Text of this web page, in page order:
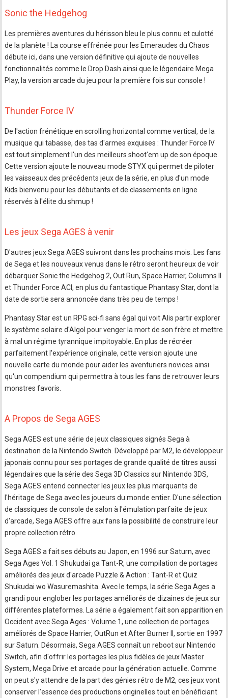
Sonic the Hedgehog
Les premières aventures du hérisson bleu le plus connu et culotté
de la planète ! La course effrénée pour les Emeraudes du Chaos
débute ici, dans une version définitive qui ajoute de nouvelles
fonctionnalités comme le Drop Dash ainsi que le légendaire Mega
Play, la version arcade du jeu pour la première fois sur console !
Thunder Force IV
De l'action frénétique en scrolling horizontal comme vertical, de la
musique qui tabasse, des tas d'armes exquises : Thunder Force IV
est tout simplement l'un des meilleurs shoot'em up de son époque.
Cette version ajoute le nouveau mode STYX qui permet de piloter
les vaisseaux des précédents jeux de la série, en plus d'un mode
Kids bienvenu pour les débutants et de classements en ligne
réservés à l'élite du shmup !
Les jeux Sega AGES à venir
D'autres jeux Sega AGES suivront dans les prochains mois. Les fans
de Sega et les nouveaux venus dans le rétro seront heureux de voir
débarquer Sonic the Hedgehog 2, Out Run, Space Harrier, Columns II
et Thunder Force ACI, en plus du fantastique Phantasy Star, dont la
date de sortie sera annoncée dans très peu de temps !
Phantasy Star est un RPG sci-fi sans égal qui voit Alis partir explorer
le système solaire d'Algol pour venger la mort de son frère et mettre
à mal un régime tyrannique impitoyable. En plus de récréer
parfaitement l'expérience originale, cette version ajoute une
nouvelle carte du monde pour aider les aventuriers novices ainsi
qu'un compendium qui permettra à tous les fans de retrouver leurs
monstres favoris.
A Propos de Sega AGES
Sega AGES est une série de jeux classiques signés Sega à
destination de la Nintendo Switch. Développé par M2, le développeur
japonais connu pour ses portages de grande qualité de titres aussi
légendaires que la série des Sega 3D Classics sur Nintendo 3DS,
Sega AGES entend connecter les jeux les plus marquants de
l'héritage de Sega avec les joueurs du monde entier. D'une sélection
de classiques de console de salon à l'émulation parfaite de jeux
d'arcade, Sega AGES offre aux fans la possibilité de construire leur
propre collection rétro.
Sega AGES a fait ses débuts au Japon, en 1996 sur Saturn, avec
Sega Ages Vol. 1 Shukudai ga Tant-R, une compilation de portages
améliorés des jeux d'arcade Puzzle & Action : Tant-R et Quiz
Shukudai wo Wasuremashita. Avec le temps, la série Sega Ages a
grandi pour englober les portages améliorés de dizaines de jeux sur
différentes plateformes. La série a également fait son apparition en
Occident avec Sega Ages : Volume 1, une collection de portages
améliorés de Space Harrier, OutRun et After Burner II, sortie en 1997
sur Saturn. Désormais, Sega AGES connaît un reboot sur Nintendo
Switch, afin d'offrir les portages les plus fidèles de jeux Master
System, Mega Drive et arcade pour la génération actuelle. Comme
on peut s'y attendre de la part des génies rétro de M2, ces jeux vont
conserver l'essence des productions originelles tout en bénéficiant